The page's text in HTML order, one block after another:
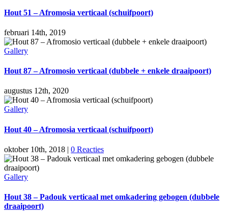
Hout 51 – Afromosia verticaal (schuifpoort)
februari 14th, 2019
Gallery
Hout 87 – Afromosio verticaal (dubbele + enkele draaipoort)
augustus 12th, 2020
Gallery
Hout 40 – Afromosia verticaal (schuifpoort)
oktober 10th, 2018 | 0 Reacties
Gallery
Hout 38 – Padouk verticaal met omkadering gebogen (dubbele
draaipoort)